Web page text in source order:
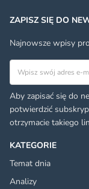
KATEGORIE
Temat dnia
Analizy
ZAPISZ SIĘ DO
Najnowsze wpisy
Aby zapisać się do
potwierdzić
otrzymacie takiego